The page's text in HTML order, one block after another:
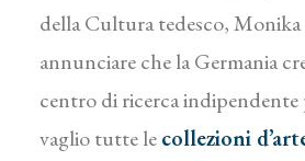
della Cultura tedesco,
annunciare che la Germania
centro di ricerca indipendente
vaglio tutte lecollezioni